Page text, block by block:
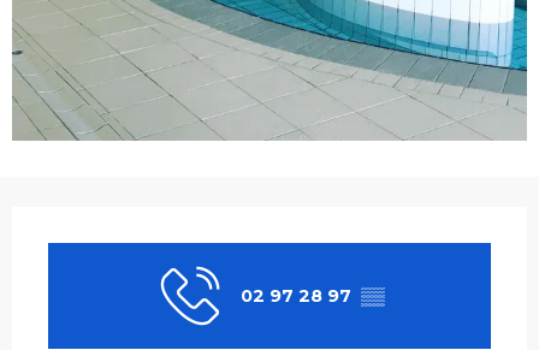
02 97 28 97 ▒▒